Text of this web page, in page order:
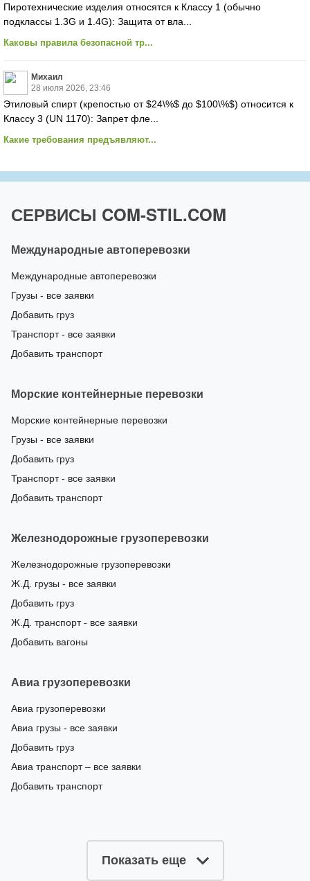
Пиротехнические изделия относятся к Классу 1 (обычно
подклассы 1.3G и 1.4G): Защита от вла...
Каковы правила безопасной тр...
Михаил
28 июля 2026, 23:46
Этиловый спирт (крепостью от $24\%$ до $100\%$) относится к
Классу 3 (UN 1170): Запрет фле...
Какие требования предъявляют...
СЕРВИСЫ COM-STIL.COM
Международные автоперевозки
Международные автоперевозки
Грузы - все заявки
Добавить груз
Транспорт - все заявки
Добавить транспорт
Морские контейнерные перевозки
Морские контейнерные перевозки
Грузы - все заявки
Добавить груз
Транспорт - все заявки
Добавить транспорт
Железнодорожные грузоперевозки
Железнодорожные грузоперевозки
Ж.Д. грузы - все заявки
Добавить груз
Ж.Д. транспорт - все заявки
Добавить вагоны
Авиа грузоперевозки
Авиа грузоперевозки
Авиа грузы - все заявки
Добавить груз
Авиа транспорт – все заявки
Добавить транспорт
Показать еще